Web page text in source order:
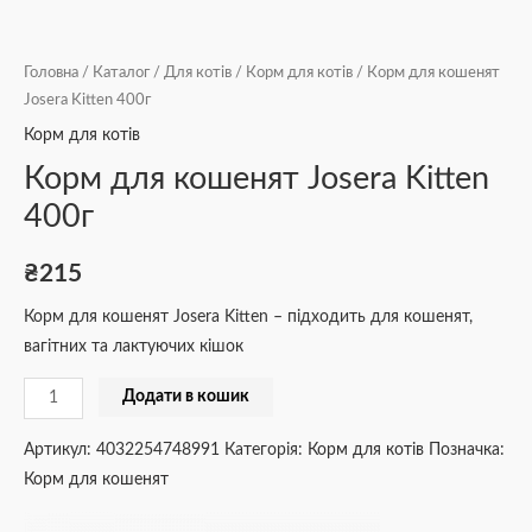
Головна / Каталог / Для котів / Корм для котів / Корм для кошенят
Josera Kitten 400г
Корм для котів
Корм для кошенят Josera Kitten
400г
₴215
Корм для кошенят Josera Kitten – підходить для кошенят,
вагітних та лактуючих кішок
Додати в кошик
Артикул: 4032254748991 Категорія: Корм для котів
Позначка:
Корм для кошенят